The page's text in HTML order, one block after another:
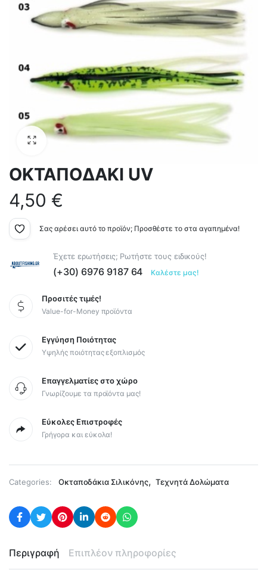
ΟΚΤΑΠΟΔΑΚΙ UV
4,50 €
Σας αρέσει αυτό το προϊόν; Προσθέστε το στα αγαπημένα!
Έχετε ερωτήσεις; Ρωτήστε τους ειδικούς!
(+30) 6976 9187 64 Καλέστε μας!
Προσιτές τιμές!
Value-for-Money προϊόντα
Εγγύηση Ποιότητας
Υψηλής ποιότητας εξοπλισμός
Επαγγελματίες στο χώρο
Γνωρίζουμε τα προϊόντα μας!
Εύκολες Επιστροφές
Γρήγορα και εύκολα!
Categories: Οκταποδάκια Σιλικόνης, Τεχνητά Δολώματα
Περιγραφή Επιπλέον πληροφορίες